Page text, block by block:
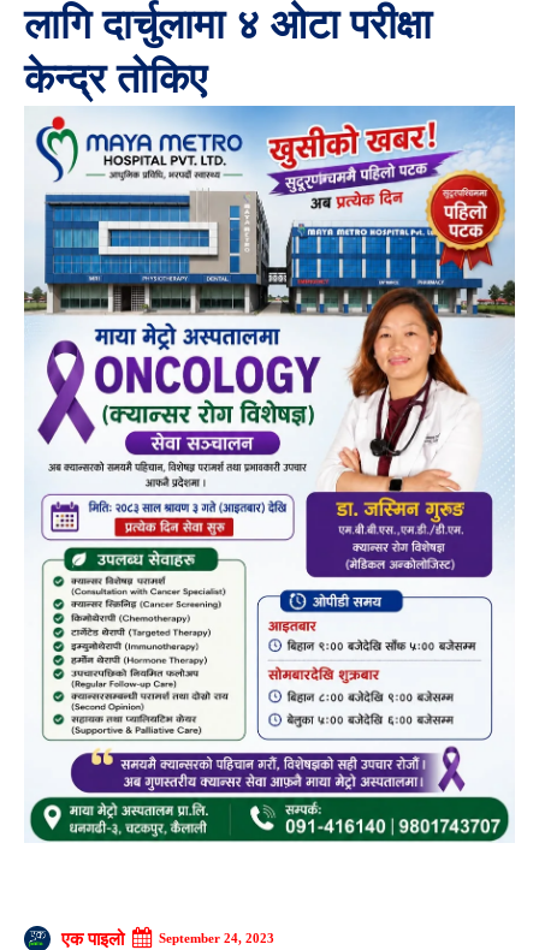
लागि दार्चुलामा ४ ओटा परीक्षा
केन्द्र तोकिए
एक पाइलो September 24, 2023